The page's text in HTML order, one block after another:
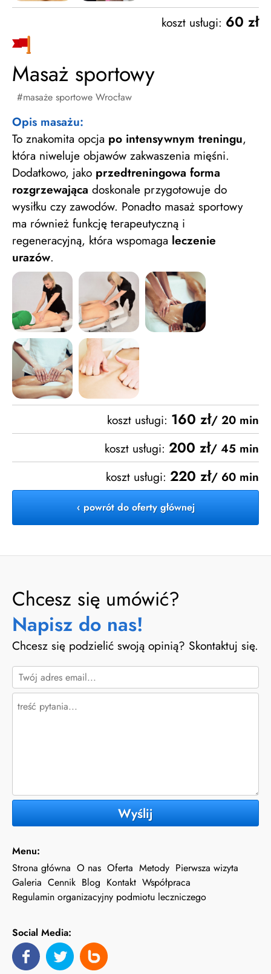
koszt usługi: 60 zł
Masaż sportowy
masaże sportowe Wrocław
Opis masażu:
To znakomita opcja po intensywnym treningu,
która niweluje objawów zakwaszenia mięśni.
Dodatkowo, jako przedtreningowa forma
rozgrzewająca doskonale przygotowuje do
wysiłku czy zawodów. Ponadto masaż sportowy
ma również funkcję terapeutyczną i
regeneracyjną, która wspomaga leczenie
urazów.
koszt usługi: 160 zł/ 20 min
koszt usługi: 200 zł/ 45 min
koszt usługi: 220 zł/ 60 min
‹ powrót do oferty głównej
Chcesz się umówić?
Napisz do nas!
Chcesz się podzielić swoją opinią? Skontaktuj się.
Wyślij
Menu:
Strona główna O nas Oferta Metody Pierwsza wizyta
Galeria Cennik Blog Kontakt Współpraca
Regulamin organizacyjny podmiotu leczniczego
Social Media: